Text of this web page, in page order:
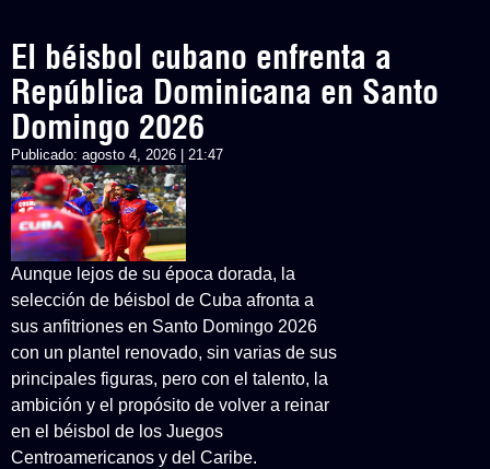
El béisbol cubano enfrenta a
República Dominicana en Santo
Domingo 2026
Publicado: agosto 4, 2026 | 21:47
Aunque lejos de su época dorada, la
selección de béisbol de Cuba afronta a
sus anfitriones en Santo Domingo 2026
con un plantel renovado, sin varias de sus
principales figuras, pero con el talento, la
ambición y el propósito de volver a reinar
en el béisbol de los Juegos
Centroamericanos y del Caribe.